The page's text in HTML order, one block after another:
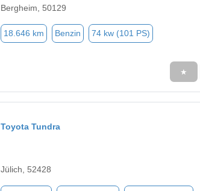
Bergheim, 50129
18.646 km Benzin 74 kw (101 PS)
★
Toyota Tundra
Jülich, 52428